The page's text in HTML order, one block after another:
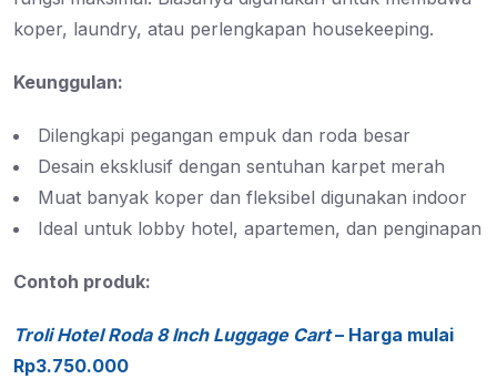
koper, laundry, atau perlengkapan housekeeping.
Keunggulan:
Dilengkapi pegangan empuk dan roda besar
Desain eksklusif dengan sentuhan karpet merah
Muat banyak koper dan fleksibel digunakan indoor
Ideal untuk lobby hotel, apartemen, dan penginapan
Contoh produk:
Troli Hotel Roda 8 Inch Luggage Cart– Harga mulai
Rp3.750.000